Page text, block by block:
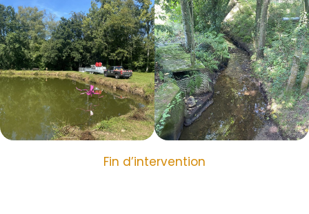
Fin d’intervention